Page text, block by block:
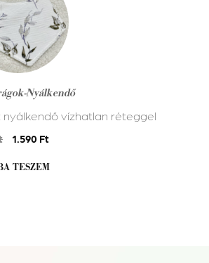
Nyálkendő
nyálkendő vízhatlan réteggel
Original
was:
1.590 FtCurrent
is:
TESZEM